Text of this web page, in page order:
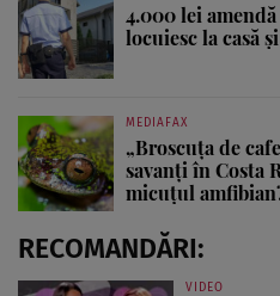
4.000 lei
locuiesc la casă
MEDIAFAX
„Broscuța de
savanți în Costa
micuțul
RECOMANDĂRI:
VIDEO